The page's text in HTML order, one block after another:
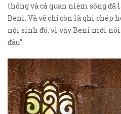
thống và cả quan niệm sống
Beni. Và vẽ chỉ còn là ghi chép
nội sinh đó, vì vậy Beni mới
đâu”.